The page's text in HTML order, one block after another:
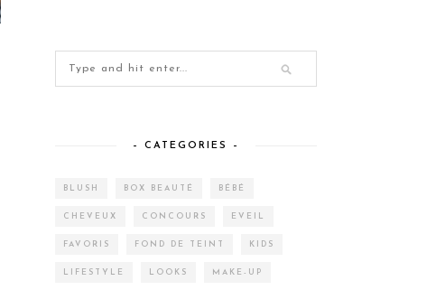
– CATEGORIES –
BLUSH BOX BEAUTÉ BÉBÉ
CHEVEUX CONCOURS EVEIL
FAVORIS FOND DE TEINT KIDS
LIFESTYLE LOOKS MAKE-UP